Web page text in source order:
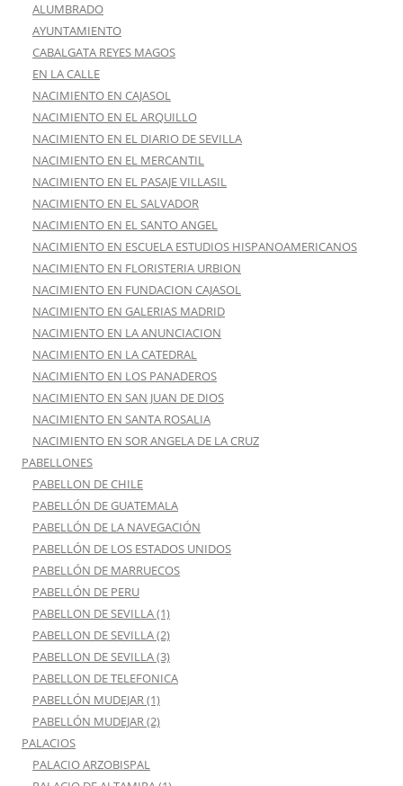
ALUMBRADO
AYUNTAMIENTO
CABALGATA REYES MAGOS
EN LA CALLE
NACIMIENTO EN CAJASOL
NACIMIENTO EN EL ARQUILLO
NACIMIENTO EN EL DIARIO DE SEVILLA
NACIMIENTO EN EL MERCANTIL
NACIMIENTO EN EL PASAJE VILLASIL
NACIMIENTO EN EL SALVADOR
NACIMIENTO EN EL SANTO ANGEL
NACIMIENTO EN ESCUELA ESTUDIOS HISPANOAMERICANOS
NACIMIENTO EN FLORISTERIA URBION
NACIMIENTO EN FUNDACION CAJASOL
NACIMIENTO EN GALERIAS MADRID
NACIMIENTO EN LA ANUNCIACION
NACIMIENTO EN LA CATEDRAL
NACIMIENTO EN LOS PANADEROS
NACIMIENTO EN SAN JUAN DE DIOS
NACIMIENTO EN SANTA ROSALIA
NACIMIENTO EN SOR ANGELA DE LA CRUZ
PABELLONES
PABELLON DE CHILE
PABELLÓN DE GUATEMALA
PABELLÓN DE LA NAVEGACIÓN
PABELLÓN DE LOS ESTADOS UNIDOS
PABELLÓN DE MARRUECOS
PABELLÓN DE PERU
PABELLON DE SEVILLA (1)
PABELLON DE SEVILLA (2)
PABELLON DE SEVILLA (3)
PABELLON DE TELEFONICA
PABELLÓN MUDEJAR (1)
PABELLÓN MUDEJAR (2)
PALACIOS
PALACIO ARZOBISPAL